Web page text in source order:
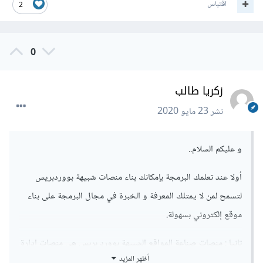
2 اقتباس
0
زكريا طالب
نشر23 مايو 2020
و عليكم السلام..
أولا عند تعلمك البرمجة بإمكانك بناء منصات شبيهة بووردبريس
لتسمح لمن لا يمتلك المعرفة و الخبرة في مجال البرمجة على بناء
موقع إلكتروني بسهولة.
تانيا : منصات صناعة المواقع الشبيهة بوورد بريس هي منصات إدارة
أظهر المزيد